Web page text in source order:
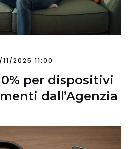
11/2025 11:00
per dispositivi
dall’Agenzia